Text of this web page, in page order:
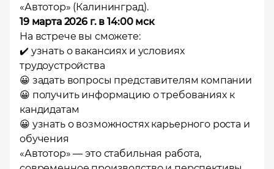
«Автотор» (Калининград).
19 марта 2026 г. в 14:00 мск
На встрече вы сможете:
✔️ узнать о вакансиях и условиях
трудоустройства
😀 задать вопросы представителям компании
😀 получить информацию о требованиях к
кандидатам
😀 узнать о возможностях карьерного роста и
обучения
«Автотор» — это стабильная работа,